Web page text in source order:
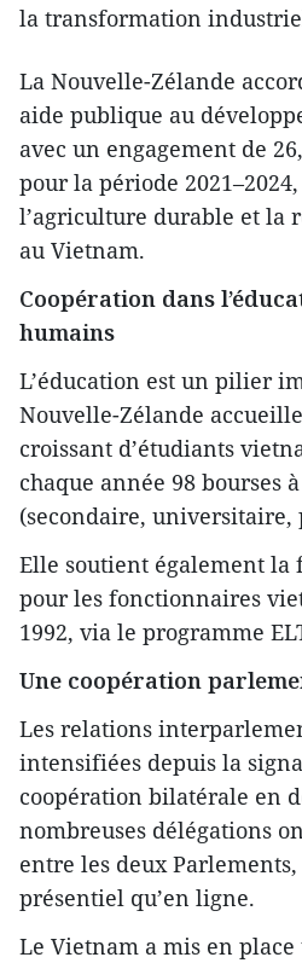
la transformation
La Nouvelle-Zélande
aide publique au
avec un engagement de
pour la période
l’agriculture durable et la
au Vietnam.
Coopération dans
humains
L’éducation est un pilier
Nouvelle-Zélande
croissant d’étudiants
chaque année 98 bourses
(secondaire, universitaire,
Elle soutient également
pour les fonctionnaires
1992, via le programme
Une coopération
Les relations
intensifiées depuis la
coopération bilatérale en
nombreuses délégations
entre les deux
présentiel qu’en ligne.
Le Vietnam a mis en place